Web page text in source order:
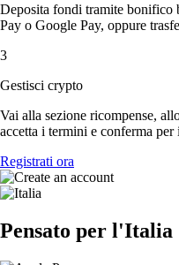
Deposita fondi tramite bonifico
Pay o Google Pay, oppure
3
Gestisci crypto
Vai alla sezione ricompense,
accetta i termini e conferma
Registrati ora
Pensato per l'Italia